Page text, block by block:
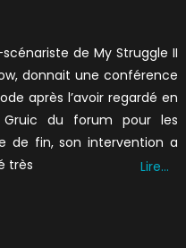
de My Struggle II
donnait une conférence
après l’avoir regardé en
du forum pour les
de fin, son intervention a
très
Lire…